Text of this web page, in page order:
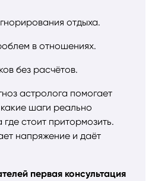
отдыха.
в отношениях.
без расчётов.
астролога помогает
шаги реально
где стоит притормозить.
напряжение и даёт
первая консультация